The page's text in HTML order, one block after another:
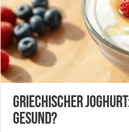
Griechischer
gesund?